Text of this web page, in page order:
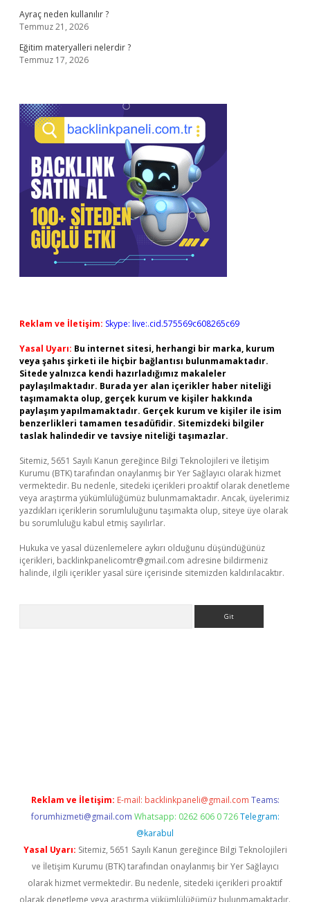
Ayraç neden kullanılır ?
Temmuz 21, 2026
Eğitim materyalleri nelerdir ?
Temmuz 17, 2026
Reklam ve İletişim: Skype: live:.cid.575569c608265c69
Yasal Uyarı: Bu internet sitesi, herhangi bir marka, kurum
veya şahıs şirketi ile hiçbir bağlantısı bulunmamaktadır.
Sitede yalnızca kendi hazırladığımız makaleler
paylaşılmaktadır. Burada yer alan içerikler haber niteliği
taşımamakta olup, gerçek kurum ve kişiler hakkında
paylaşım yapılmamaktadır. Gerçek kurum ve kişiler ile isim
benzerlikleri tamamen tesadüfidir. Sitemizdeki bilgiler
taslak halindedir ve tavsiye niteliği taşımazlar.
Sitemiz, 5651 Sayılı Kanun gereğince Bilgi Teknolojileri ve İletişim
Kurumu (BTK) tarafından onaylanmış bir Yer Sağlayıcı olarak hizmet
vermektedir. Bu nedenle, sitedeki içerikleri proaktif olarak denetleme
veya araştırma yükümlülüğümüz bulunmamaktadır. Ancak, üyelerimiz
yazdıkları içeriklerin sorumluluğunu taşımakta olup, siteye üye olarak
bu sorumluluğu kabul etmiş sayılırlar.
Hukuka ve yasal düzenlemelere aykırı olduğunu düşündüğünüz
içerikleri, backlinkpanelicomtr@gmail.com adresine bildirmeniz
halinde, ilgili içerikler yasal süre içerisinde sitemizden kaldırılacaktır.
Reklam ve İletişim: E-mail: backlinkpaneli@gmail.com Teams:
forumhizmeti@gmail.com Whatsapp: 0262 606 0 726 Telegram:
@karabul
Yasal Uyarı: Sitemiz, 5651 Sayılı Kanun gereğince Bilgi Teknolojileri
ve İletişim Kurumu (BTK) tarafından onaylanmış bir Yer Sağlayıcı
olarak hizmet vermektedir. Bu nedenle, sitedeki içerikleri proaktif
olarak denetleme veya araştırma yükümlülüğümüz bulunmamaktadır.